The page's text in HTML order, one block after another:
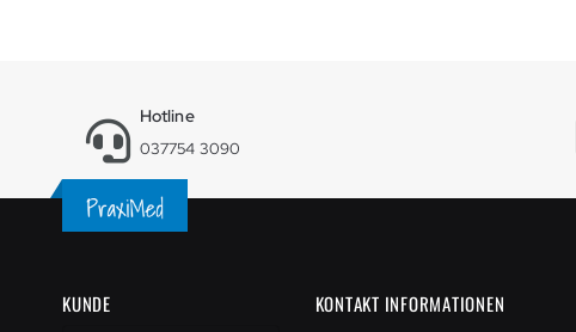
Hotline
037754 3090
KUNDE KONTAKT INFORMATIONEN